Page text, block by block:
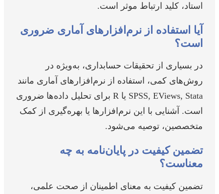
استاد، کلید ارتباط موثر است.
آیا استفاده از نرم‌افزارهای آماری ضروری
است؟
در بسیاری از تحقیقات حسابداری، به‌ویژه در
روش‌های کمی، استفاده از نرم‌افزارهای آماری مانند
SPSS, EViews, Stata یا R برای تحلیل داده‌ها ضروری
است. آشنایی با این نرم‌افزارها یا بهره‌گیری از کمک
متخصصین، توصیه می‌شود.
تضمین کیفیت در پایان‌نامه به چه
معناست؟
تضمین کیفیت به معنای اطمینان از صحت علمی،